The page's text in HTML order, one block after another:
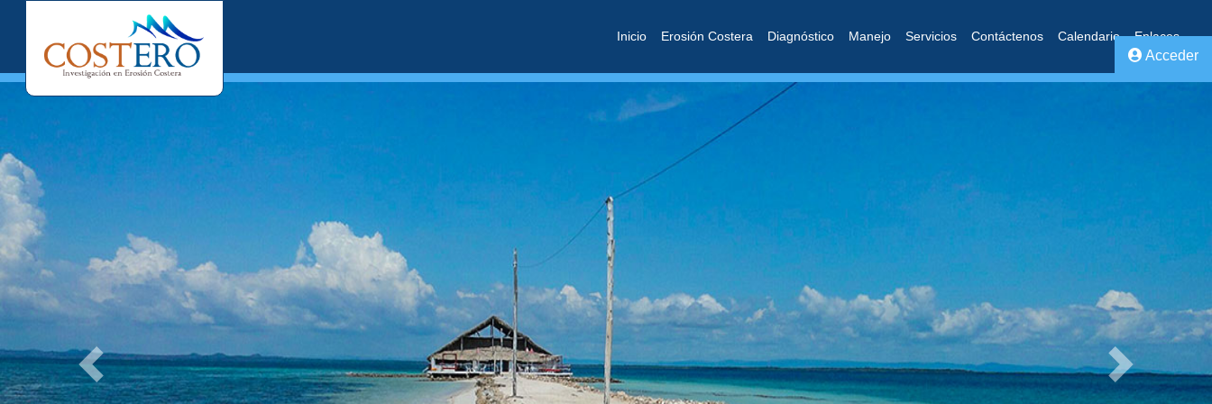
Inicio Erosión Costera Diagnóstico Manejo Servicios Contáctenos Calendario Enlaces
Acceder
Previous Next